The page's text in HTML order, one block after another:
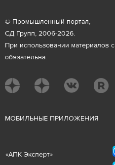
© Промышленный портал,
СД Групп, 2006-2026.
При использовании материалов
обязательна.
МОБИЛЬНЫЕ ПРИЛОЖЕНИЯ
«АПК Эксперт»